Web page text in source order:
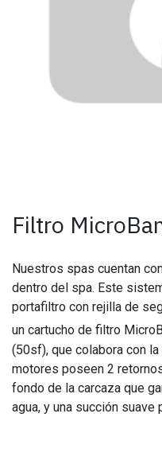
Filtro
Nuestros spas cuentan
dentro del spa. Este
portafiltro con rejilla de
un cartucho de filtro
(50sf), que colabora con
motores poseen 2
fondo de la carcaza que
agua, y una succión